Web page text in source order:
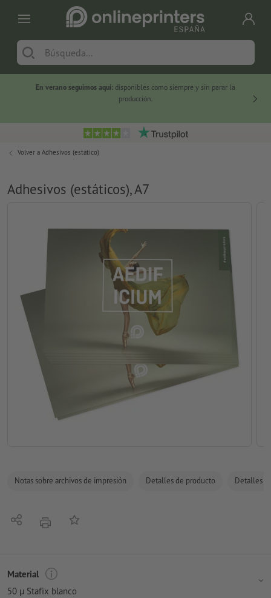
En verano seguimos aquí: disponibles como siempre y sin parar la
producción.
Volver a Adhesivos (estático)
Adhesivos (estáticos), A7
Notas sobre archivos de impresión Detalles de producto Detalles
CompartirimprimirAñadir a lista de favoritos
Material
50 µ Stafix blanco